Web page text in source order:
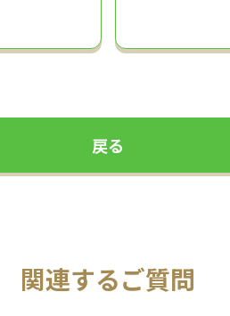
戻る
関連するご質問